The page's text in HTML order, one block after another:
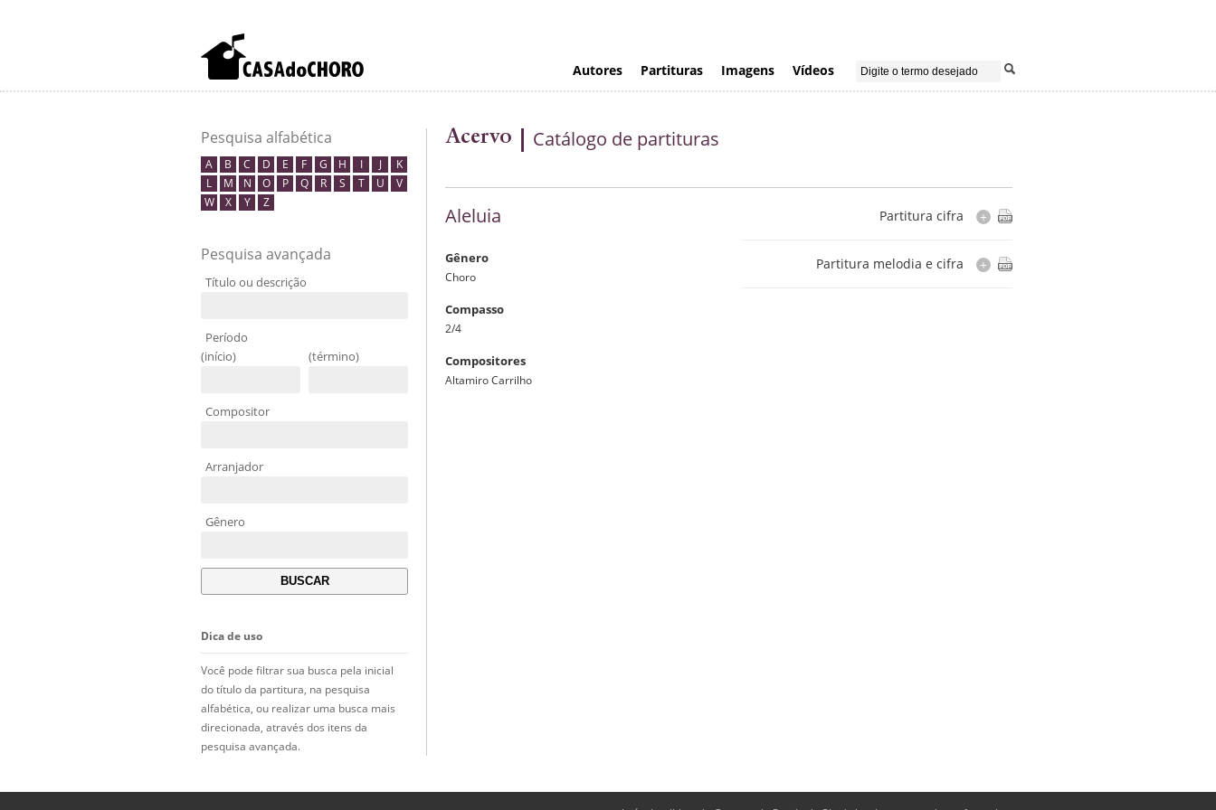
Autores Partituras Imagens Vídeos
Pesquisa alfabética
A B C D E F G H I J
K
L
M N O P Q R S T U
V
W
X Y Z
Pesquisa avançada
Título ou descrição
Período
(início)
(término)
Compositor
Arranjador
Gênero
Dica de uso
Você pode filtrar sua busca pela inicial
do título da partitura, na pesquisa
alfabética, ou realizar uma busca mais
direcionada, através dos itens da
pesquisa avançada.
Acervo Catálogo de partituras
Aleluia
Gênero
Choro
Compasso
2/4
Compositores
Altamiro Carrilho
Partitura cifra +
Arranjador(es)
Partitura melodia e cifra +